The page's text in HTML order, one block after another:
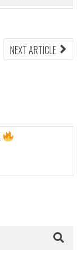
NEXT ARTICLE